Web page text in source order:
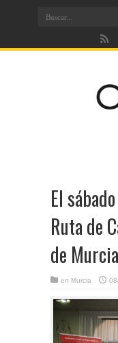
El
Ruta de
de Murcia
en Murcia